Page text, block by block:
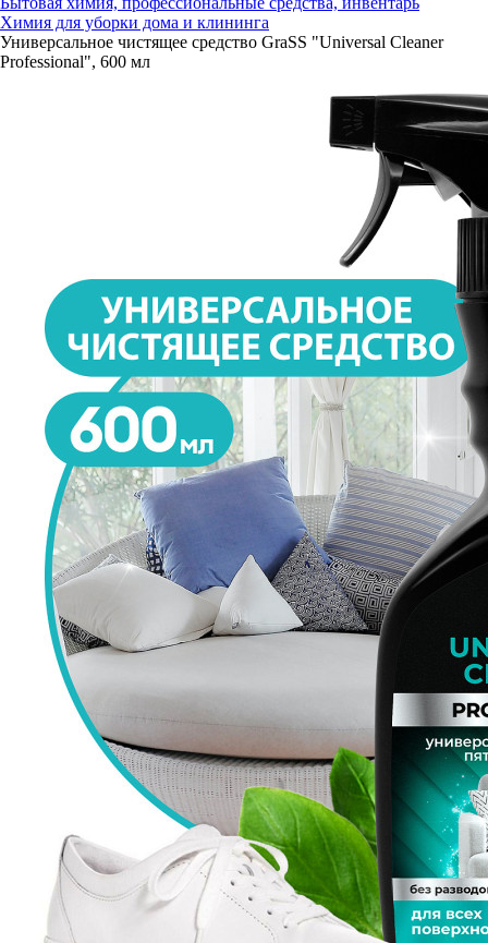
Химия для уборки дома и клининга
Универсальное чистящее средство GraSS "Universal Cleaner
Professional", 600 мл